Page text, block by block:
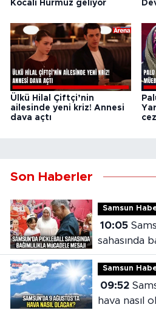
Kocalı Hürmüz geliyor
Ülkü Hilal Çiftçi’nin
ailesinde yeni kriz! Annesi
dava açtı
Son Haberler
Samsun
10:05Samsun'da pickleball
sahasında
mesajı
Samsun
09:52Samsun'da 9 Ağustos'ta
hava nasıl